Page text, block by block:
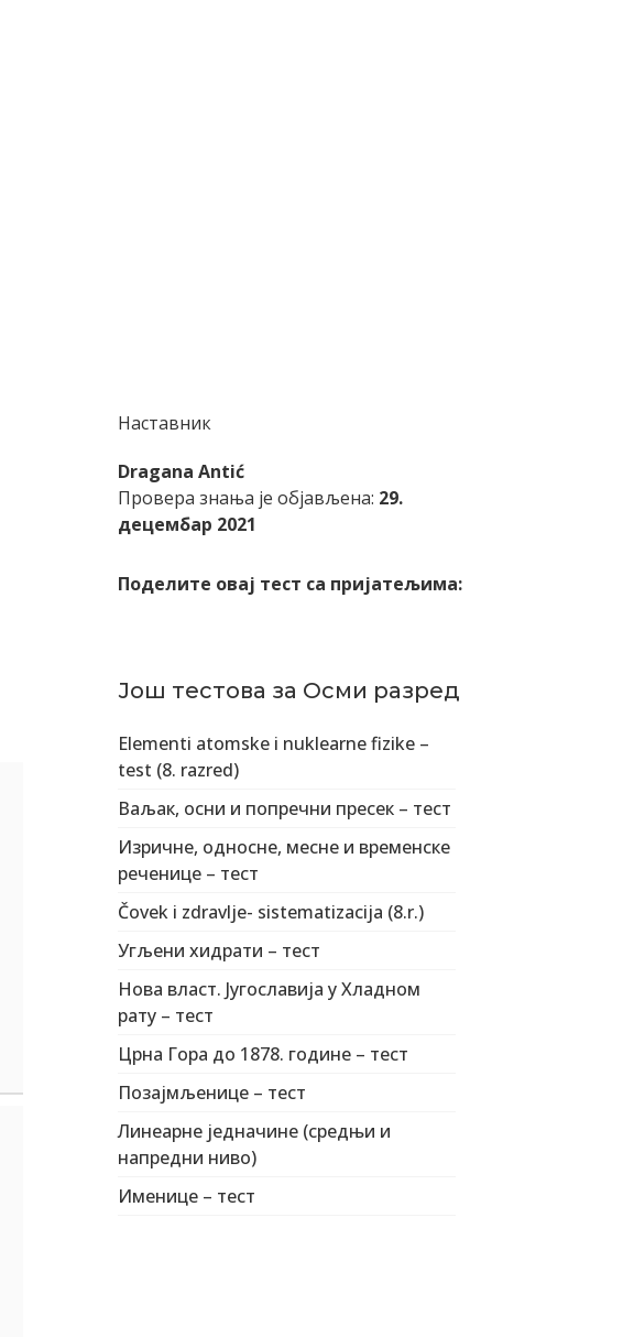
Наставник
Dragana Antić
Провера знања је објављена: 29.
децембар 2021
Поделите овај тест са пријатељима:
Још тестова за Осми разред
Elementi atomske i nuklearne fizike –
test (8. razred)
Ваљак, осни и попречни пресек – тест
Изричне, односне, месне и временске
реченице – тест
Čovek i zdravlje- sistematizacija (8.r.)
Угљени хидрати – тест
Нова власт. Југославија у Хладном
рату – тест
Црна Гора до 1878. године – тест
Позајмљенице – тест
Линеарне једначине (средњи и
напредни ниво)
Именице – тест